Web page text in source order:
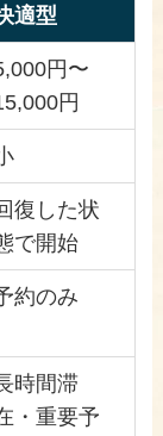
適型
円〜
円
復した状
で開始
約のみ
時間滞
・重要予